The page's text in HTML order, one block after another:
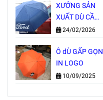
LOGO THEO
YÊU CẦU, GIÁ
GỐC TẠI
XƯỞNG SẢN
XUẤT DÙ CẦM
TAY IN LOGO
24/02/2026
Ô dÙ GẤP GỌN
IN LOGO
10/09/2025